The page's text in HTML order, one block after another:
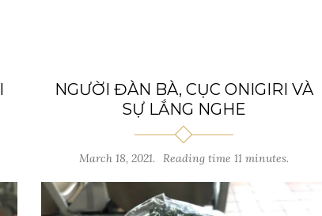
NGƯỜI ĐÀN BÀ, CỤC ONIGIRI VÀ
SỰ LẮNG NGHE
March 18, 2021. Reading time 11 minutes.